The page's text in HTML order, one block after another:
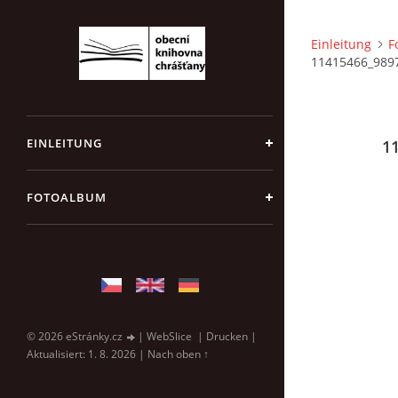
EINLEITUNG
FOTOALBUM
© 2026 eStránky.cz | WebSlice | Drucken |
Aktualisiert: 1. 8. 2026 | Nach oben ↑
Einleitung